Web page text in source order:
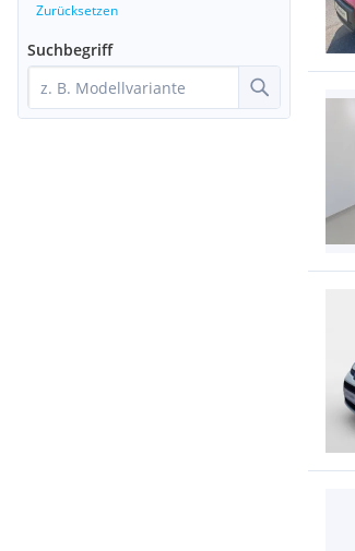
Zurücksetzen
Suchbegriff